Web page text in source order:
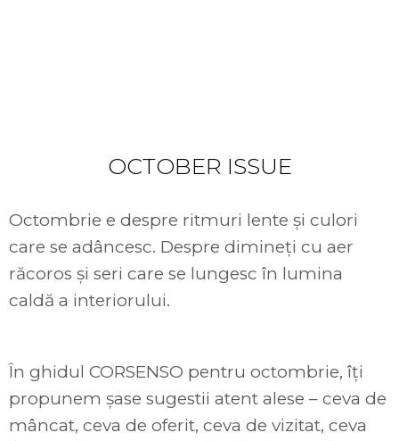
OCTOBER ISSUE
Octombrie e despre ritmuri lente și culori
care se adâncesc. Despre dimineți cu aer
răcoros și seri care se lungesc în lumina
caldă a interiorului.
În ghidul CORSENSO pentru octombrie, îți
propunem șase sugestii atent alese – ceva de
mâncat, ceva de oferit, ceva de vizitat, ceva